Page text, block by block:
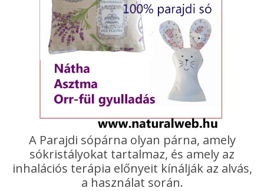
A Parajdi sópárna olyan párna, amely
sókristályokat tartalmaz, és amely az
inhalációs terápia előnyeit kínálják az alvás,
a használat során.